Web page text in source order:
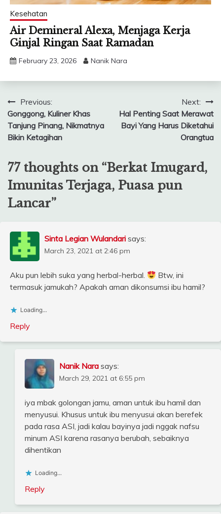
Kesehatan
Air Demineral Alexa, Menjaga Kerja
Ginjal Ringan Saat Ramadan
February 23, 2026 Nanik Nara
Post
navigation
Previous:
Gonggong, Kuliner Khas
Tanjung Pinang, Nikmatnya
Bikin Ketagihan
Next:
Hal Penting Saat Merawat
Bayi Yang Harus Diketahui
Orangtua
77 thoughts on “Berkat Imugard,
Imunitas Terjaga, Puasa pun
Lancar”
Sinta Legian Wulandari says:
March 23, 2021 at 2:46 pm
Aku pun lebih suka yang herbal-herbal.
Btw, ini
termasuk jamukah? Apakah aman dikonsumsi ibu hamil?
Loading...
Reply
Nanik Nara says:
March 29, 2021 at 6:55 pm
iya mbak golongan jamu, aman untuk ibu hamil dan
menyusui. Khusus untuk ibu menyusui akan berefek
pada rasa ASI, jadi kalau bayinya jadi nggak nafsu
minum ASI karena rasanya berubah, sebaiknya
dihentikan
Loading...
Reply